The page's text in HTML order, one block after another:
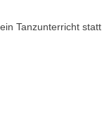
Tanzunterricht statt.